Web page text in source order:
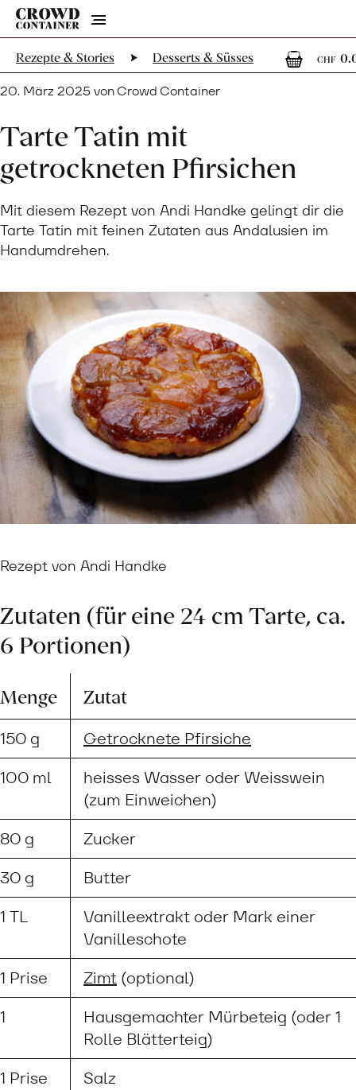
Menu
Rezepte & Stories Desserts & Süsses
CHF
20. März 2025 von Crowd Container
Tarte Tatin mit
getrockneten Pfirsichen
Mit diesem Rezept von Andi Handke gelingt dir die
Tarte Tatin mit feinen Zutaten aus Andalusien im
Handumdrehen.
Rezept von Andi Handke
Zutaten (für eine 24 cm Tarte, ca.
6 Portionen)
Menge Zutat
150 g
Getrocknete Pfirsiche
100 ml
heisses Wasser oder Weisswein
(zum Einweichen)
80 g
Zucker
30 g
Butter
1 TL
Vanilleextrakt oder Mark einer
Vanilleschote
1 Prise
Zimt (optional)
1
Hausgemachter Mürbeteig (oder 1
Rolle Blätterteig)
1 Prise
Salz